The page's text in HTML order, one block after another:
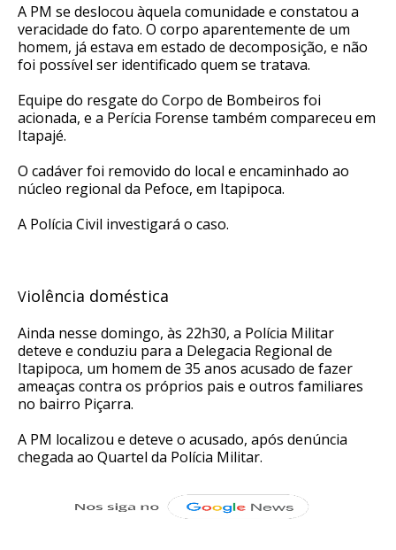
A PM se deslocou àquela comunidade e constatou a
veracidade do fato. O corpo aparentemente de um
homem, já estava em estado de decomposição, e não
foi possível ser identificado quem se tratava.
Equipe do resgate do Corpo de Bombeiros foi
acionada, e a Perícia Forense também compareceu em
Itapajé.
O cadáver foi removido do local e encaminhado ao
núcleo regional da Pefoce, em Itapipoca.
A Polícia Civil investigará o caso.
Violência doméstica
Ainda nesse domingo, às 22h30, a Polícia Militar
deteve e conduziu para a Delegacia Regional de
Itapipoca, um homem de 35 anos acusado de fazer
ameaças contra os próprios pais e outros familiares
no bairro Piçarra.
A PM localizou e deteve o acusado, após denúncia
chegada ao Quartel da Polícia Militar.